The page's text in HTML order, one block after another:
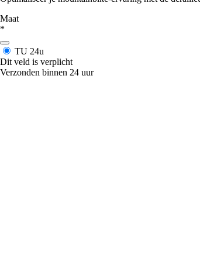
Maat
*
TU 24u
Dit veld is verplicht
Verzonden binnen 24 uur